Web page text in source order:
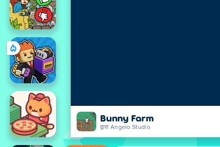
Bunny Farm
द्वारा Angelo Studio